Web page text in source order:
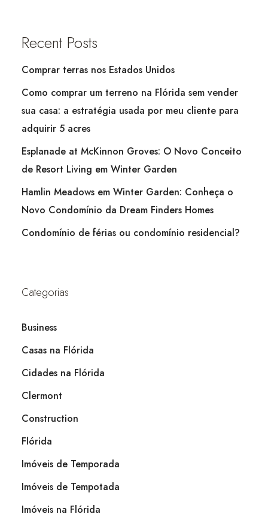
Recent Posts
Comprar terras nos Estados Unidos
Como comprar um terreno na Flórida sem vender
sua casa: a estratégia usada por meu cliente para
adquirir 5 acres
Esplanade at McKinnon Groves: O Novo Conceito
de Resort Living em Winter Garden
Hamlin Meadows em Winter Garden: Conheça o
Novo Condomínio da Dream Finders Homes
Condomínio de férias ou condomínio residencial?
Categorias
Business
Casas na Flórida
Cidades na Flórida
Clermont
Construction
Flórida
Imóveis de Temporada
Imóveis de Tempotada
Imóveis na Flórida